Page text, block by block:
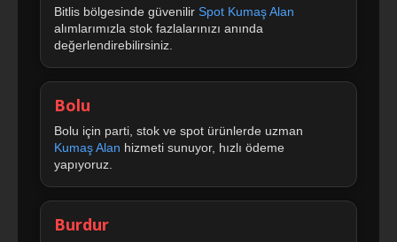
Bitlis bölgesinde güvenilir Spot Kumaş Alan
alımlarımızla stok fazlalarınızı anında
değerlendirebilirsiniz.
Bolu
Bolu için parti, stok ve spot ürünlerde uzman
Kumaş Alan hizmeti sunuyor, hızlı ödeme
yapıyoruz.
Burdur